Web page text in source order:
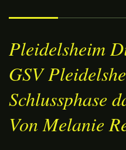
Pleidelsheim
GSV
Schlussphase
Von Melanie